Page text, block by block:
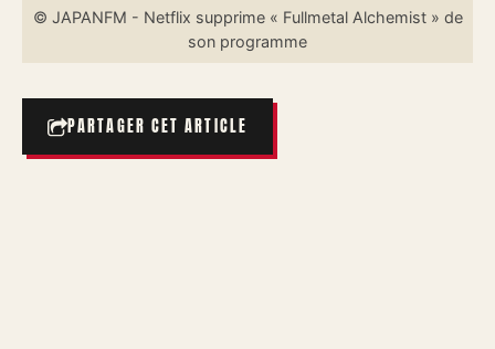
© JAPANFM - Netflix supprime « Fullmetal Alchemist » de
son programme
PARTAGER CET ARTICLE